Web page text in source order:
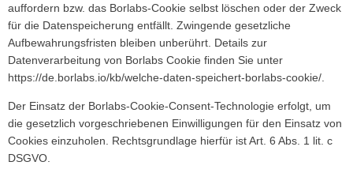
auffordern bzw. das Borlabs-Cookie selbst löschen oder der Zweck
für die Datenspeicherung entfällt. Zwingende gesetzliche
Aufbewahrungsfristen bleiben unberührt. Details zur
Datenverarbeitung von Borlabs Cookie finden Sie unter
https://de.borlabs.io/kb/welche-daten-speichert-borlabs-cookie/
Der Einsatz der Borlabs-Cookie-Consent-Technologie erfolgt, um
die gesetzlich vorgeschriebenen Einwilligungen für den Einsatz von
Cookies einzuholen. Rechtsgrundlage hierfür ist Art. 6 Abs. 1 lit. c
DSGVO.